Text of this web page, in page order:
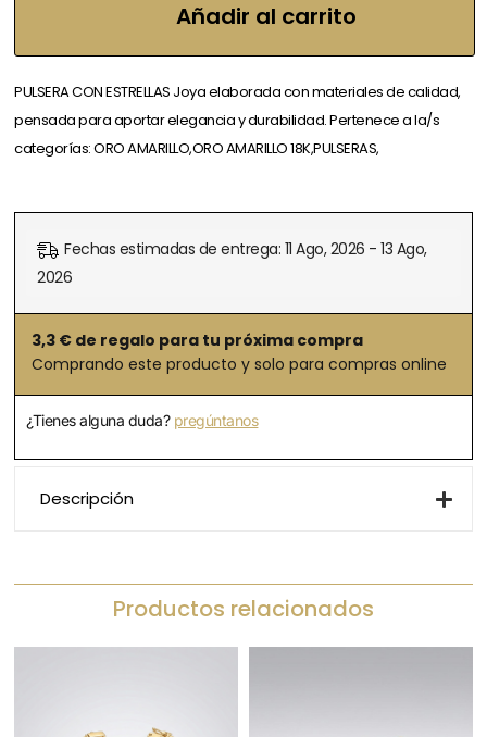
Añadir al carrito
PULSERA CON ESTRELLAS Joya elaborada con materiales de calidad,
pensada para aportar elegancia y durabilidad. Pertenece a la/s
categorías: ORO AMARILLO,ORO AMARILLO 18K,PULSERAS,
Fechas estimadas de entrega: 11 Ago, 2026 - 13 Ago,
2026
3,3 € de regalo para tu próxima compra
Comprando este producto y solo para compras online
¿Tienes alguna duda? pregúntanos
Descripción
Productos relacionados